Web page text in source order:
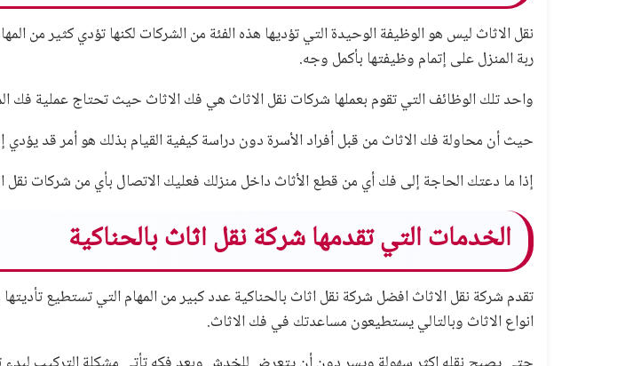
نقل الاثاث ليس هو الوظيفة الوحيدة التي تؤديها هذه الفئة من الشركات لكنها تؤدي كثير من
ربة المنزل على إتمام وظيفتها بأكمل وجه.
واحد تلك الوظائف التي تقوم بعملها شركات نقل الاثاث هي فك الاثاث حيث تحتاج عملية فك
حيث أن محاولة فك الاثاث من قبل أفراد الأسرة دون دراسة كيفية القيام بذلك هو أمر قد
إذا ما دعتك الحاجة إلى فك أي من قطع الأثاث داخل منزلك فعليك الاتصال بأي من شركات نقل
الخدمات التي تقدمها شركة نقل اثاث بالحناكية
تقدم شركة نقل الاثاث افضل شركة نقل اثاث بالحناكية عدد كبير من المهام التي تستطيع
انواع الاثاث وبالتالي يستطيعون مساعدتك في فك الاثاث.